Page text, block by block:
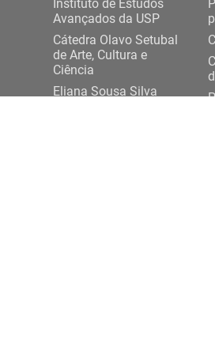
Instituto de Estudos
Avançados da USP
Cátedra Olavo Setubal
de Arte, Cultura e
Ciência
Eliana Sousa Silva